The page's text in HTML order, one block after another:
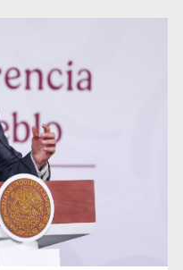
tras desaparición